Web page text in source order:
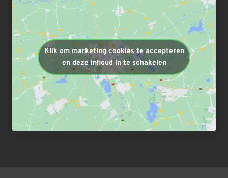
Klik om marketing cookies te accepteren
en deze inhoud in te schakelen